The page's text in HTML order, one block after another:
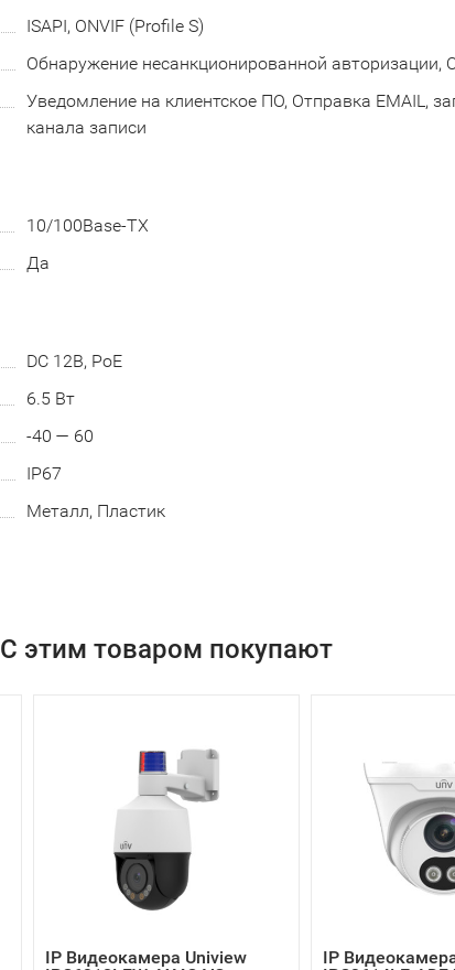
ISAPI, ONVIF (Profile S)
Обнаружение несанкционированной авторизации,
Уведомление на клиентское ПО, Отправка EMAIL,
канала записи
10/100Base-TX
Да
DC 12В, PoE
6.5 Вт
-40 — 60
IP67
Металл, Пластик
С этим товаром покупают
IP Видеокамера Uniview
IP